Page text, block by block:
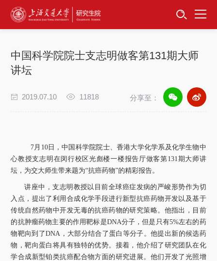
首页
招生工作
卓越工程师
专项工作
信息公开
关于我们
选择身份
中国科学院院士支志明做客第131期大师
讲坛
2019.07.10 11818 分享至：
7月 10日，中国科学院院士、香港大学化学系及化学生物中
心教授支志明在闵行校区光彪楼一楼报告厅做客第131期大师讲
坛，为交大师生带来题为“抗癌药物”的精彩报告。
讲座中，支志明教授以目前全球癌症发病的严峻形势作为切
入点，提出了利用合成化学手段进行新型抗癌药物开发以及基于
传统自然药物中开发无毒的抗癌药物的研究策略。他指出，目前
的抗肿瘤药物主要的作用靶标是DNA分子，但是只有5%左右的药
物靶向到了DNA ，大部分结合了蛋白等分子。他提出新的候选药
物，靶向蛋白将具有独特的优势。接着，他介绍了研究团队在化
学合成新型铂类抗癌配合物方面的研究进展。他们开发了光照增